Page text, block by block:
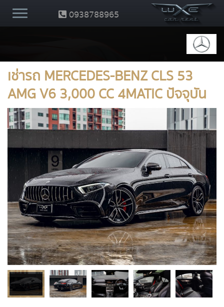
0938788965
เช่ารถ MERCEDES-BENZ CLS 53
AMG V6 3,000 CC 4MATIC ปัจจุบัน